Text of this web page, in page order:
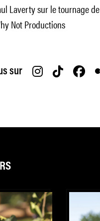
Laverty sur le tournage de
Not Productions
sur